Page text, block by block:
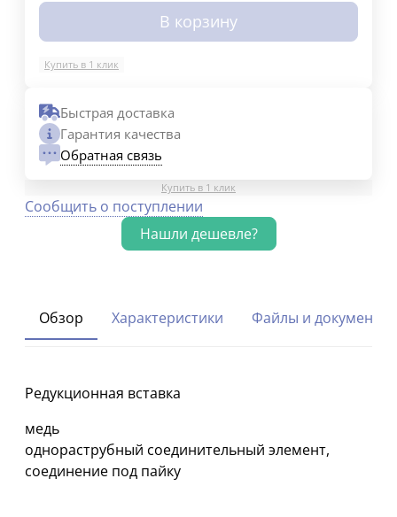
В корзину
Купить в 1 клик
Быстрая доставка
Гарантия качества
Обратная связь
Купить в 1 клик
Сообщить о поступлении
Обзор Характеристики Файлы и документы
Редукционная вставка
медь
однораструбный соединительный элемент,
соединение под пайку